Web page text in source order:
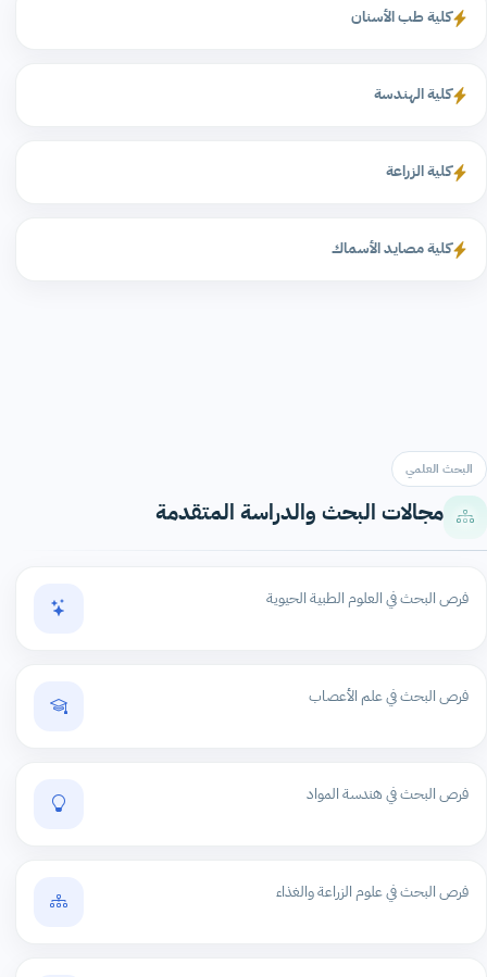
كلية طب الأسنان
كلية الهندسة
كلية الزراعة
كلية مصايد الأسماك
البحث العلمي
مجالات البحث والدراسة المتقدمة
فرص البحث في العلوم الطبية الحيوية
فرص البحث في علم الأعصاب
فرص البحث في هندسة المواد
فرص البحث في علوم الزراعة والغذاء